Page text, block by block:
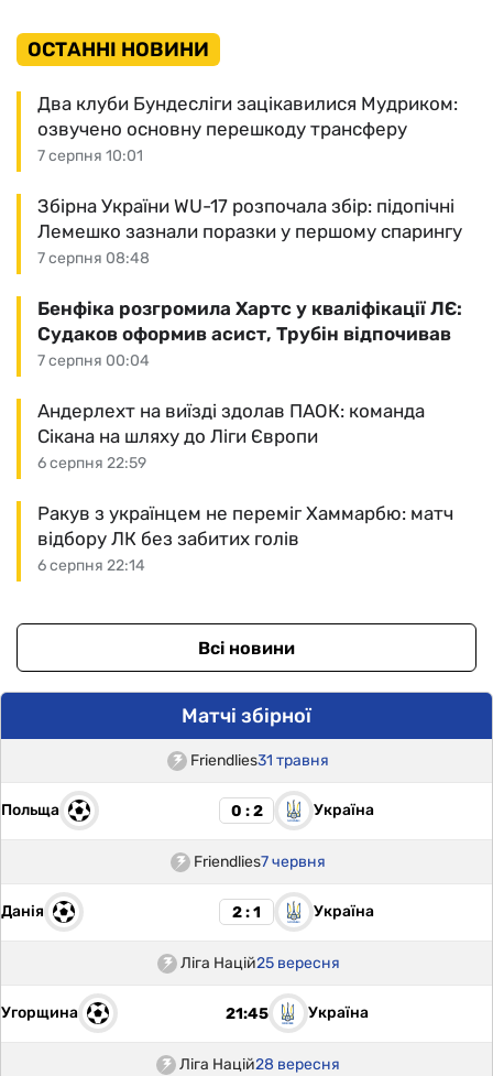
ОСТАННІ НОВИНИ
7 серпня 10:01
Два клуби Бундесліги зацікавилися Мудриком:
озвучено основну перешкоду трансферу
7 серпня 08:48
Збірна України WU-17 розпочала збір: підопічні
Лемешко зазнали поразки у першому спарингу
7 серпня 00:04
Бенфіка розгромила Хартс у кваліфікації ЛЄ:
Судаков оформив асист, Трубін відпочивав
6 серпня 22:59
Андерлехт на виїзді здолав ПАОК: команда
Сікана на шляху до Ліги Європи
6 серпня 22:14
Ракув з українцем не переміг Хаммарбю: матч
відбору ЛК без забитих голів
Всі новини
Матчі збірної
Friendlies31 травня
Польща 0 : 2 Україна
Friendlies7 червня
Данія 2 : 1 Україна
Ліга Націй25 вересня
Угорщина 21:45 Україна
Ліга Націй28 вересня